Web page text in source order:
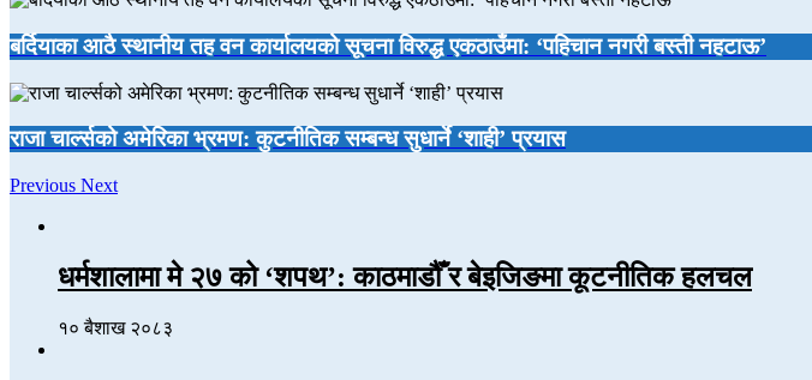
बर्दियाका आठै स्थानीय तह वन कार्यालयको सूचना विरुद्ध एकठाउँमा: ‘पहिचान नगरी बस्ती नहटाऊ’
राजा चार्ल्सको अमेरिका भ्रमण: कुटनीतिक सम्बन्ध सुधार्ने ‘शाही’ प्रयास
Previous Next
धर्मशालामा मे २७ को ‘शपथ’: काठमाडौँ र बेइजिङमा कूटनीतिक हलचल
१० बैशाख २०८३